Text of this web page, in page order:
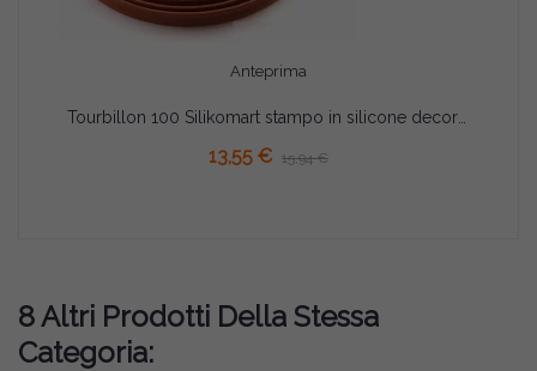
Anteprima
13,55 € 15,94 €
8 Altri Prodotti Della Stessa
Categoria: